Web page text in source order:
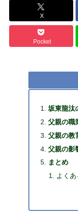
X
Pocket
坂東龍汰
父親の職
父親の教
父親の影
まとめ
よく